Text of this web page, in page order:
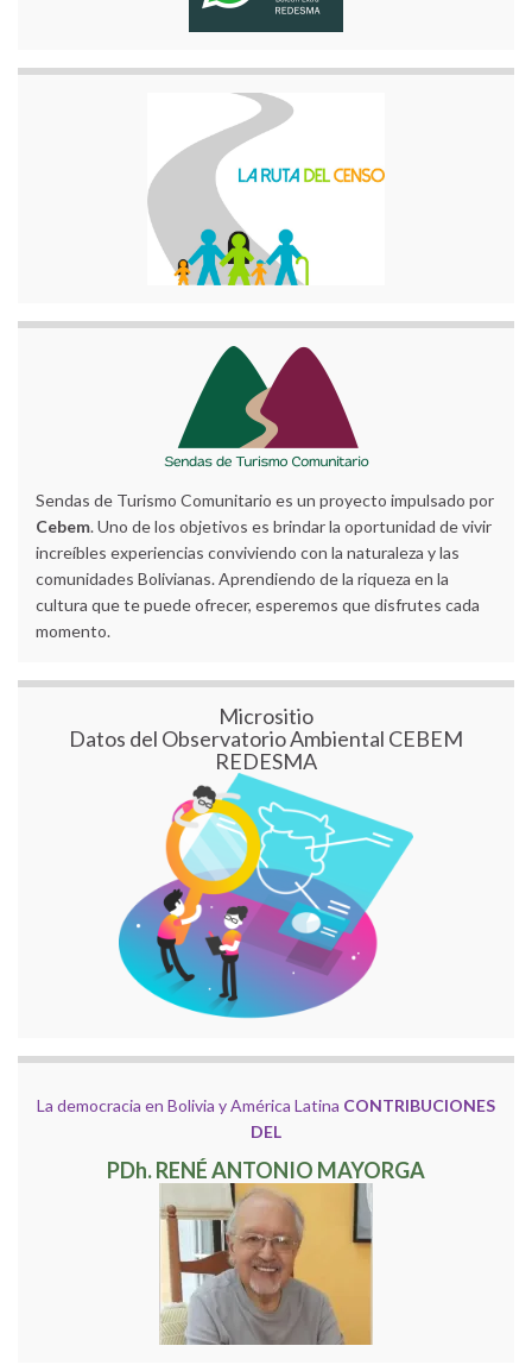
Sendas de Turismo Comunitario es un proyecto impulsado por
Cebem. Uno de los objetivos es brindar la oportunidad de vivir
increíbles experiencias conviviendo con la naturaleza y las
comunidades Bolivianas. Aprendiendo de la riqueza en la
cultura que te puede ofrecer, esperemos que disfrutes cada
momento.
Micrositio
Datos del Observatorio Ambiental CEBEM
REDESMA
La democracia en Bolivia y América Latina CONTRIBUCIONES
DEL
PDh. RENÉ ANTONIO MAYORGA